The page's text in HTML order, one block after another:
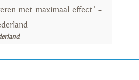
met maximaal effect.’ –